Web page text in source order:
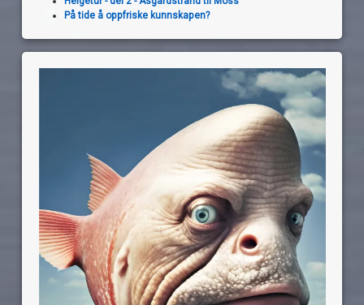
På tide å oppfriske kunnskapen?